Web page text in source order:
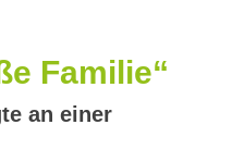
Familie“
an einer